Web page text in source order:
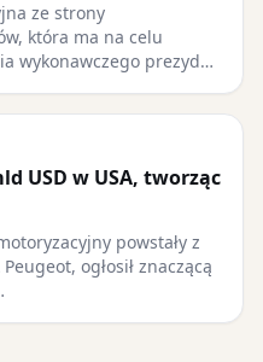
ze strony
która ma na celu
wykonawczego prezyd…
USD w USA, tworząc
powstały z
ogłosił znaczącą